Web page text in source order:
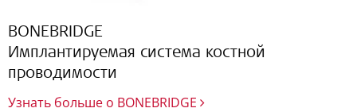
BONEBRIDGE
Имплантируемая система костной
проводимости
Узнать больше о BONEBRIDGE